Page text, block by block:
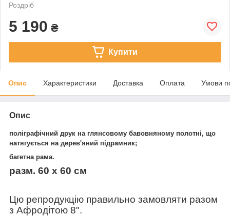
Роздріб
5 190 ₴
Купити
Опис Характеристики Доставка Оплата Умови
Опис
поліграфічний друк на глянсовому бавовняному полотні, що
натягується на дерев'яний підрамник;
багетна рама.
разм. 60 х 60 см
Цю репродукцію правильно замовляти разом
з Афродітою 8".